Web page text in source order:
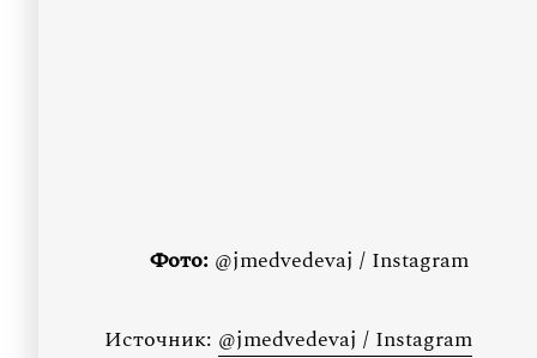
Фото:@jmedvedevaj / Instagram
Источник: @jmedvedevaj / Instagram